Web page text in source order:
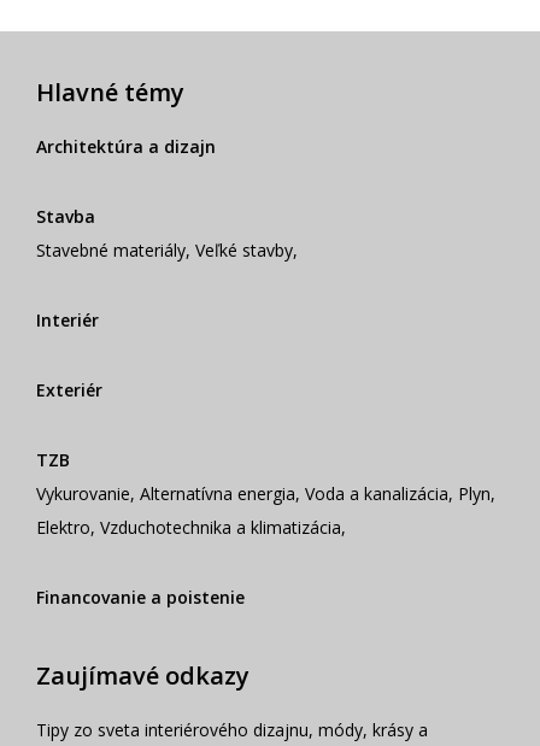
Hlavné témy
Architektúra a dizajn
Stavba
Stavebné materiály, Veľké stavby,
Interiér
Exteriér
TZB
Vykurovanie, Alternatívna energia, Voda a kanalizácia, Plyn,
Elektro, Vzduchotechnika a klimatizácia,
Financovanie a poistenie
Zaujímavé odkazy
Tipy zo sveta interiérového dizajnu, módy, krásy a